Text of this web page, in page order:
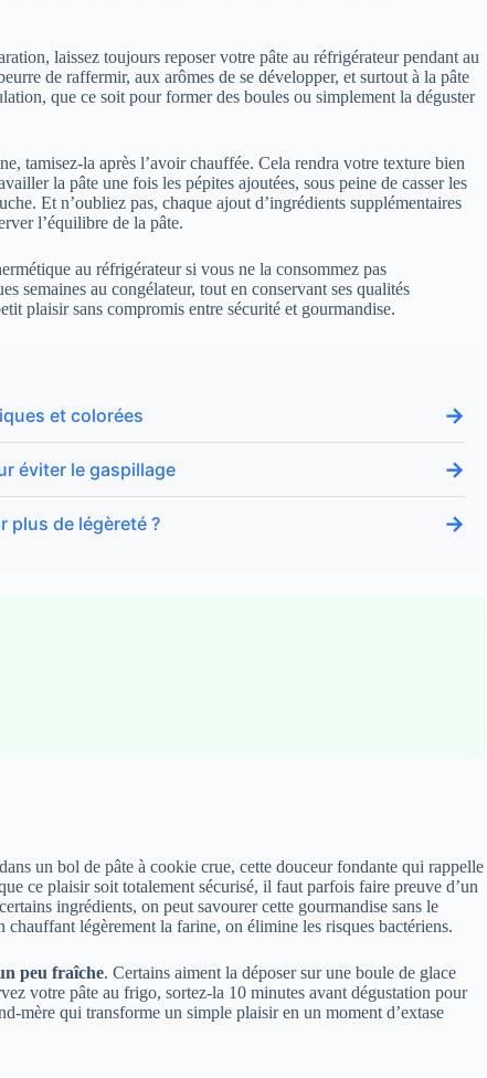
laissez toujours reposer votre pâte au réfrigérateur pendant au
de raffermir, aux arômes de se développer, et surtout à la pâte
que ce soit pour former des boules ou simplement la déguster
tamisez-la après l’avoir chauffée. Cela rendra votre texture bien
la pâte une fois les pépites ajoutées, sous peine de casser les
Et n’oubliez pas, chaque ajout d’ingrédients supplémentaires
l’équilibre de la pâte.
au réfrigérateur si vous ne la consommez pas
semaines au congélateur, tout en conservant ses qualités
plaisir sans compromis entre sécurité et gourmandise.
et colorées →
éviter le gaspillage →
plus de légèreté ? →
un bol de pâte à cookie crue, cette douceur fondante qui rappelle
ce plaisir soit totalement sécurisé, il faut parfois faire preuve d’un
ingrédients, on peut savourer cette gourmandise sans le
légèrement la farine, on élimine les risques bactériens.
peu fraîche. Certains aiment la déposer sur une boule de glace
votre pâte au frigo, sortez-la 10 minutes avant dégustation pour
mère qui transforme un simple plaisir en un moment d’extase